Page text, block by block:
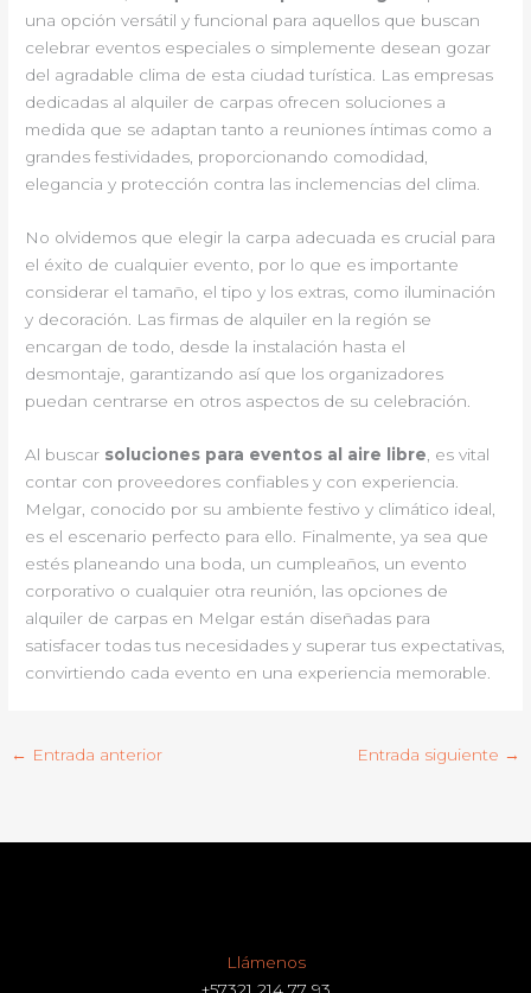
una opción versátil y funcional para aquellos que buscan
celebrar eventos especiales o simplemente desean gozar
del agradable clima de esta ciudad turística. Las empresas
dedicadas al alquiler de carpas ofrecen soluciones a
medida que se adaptan tanto a reuniones íntimas como a
grandes festividades, proporcionando comodidad,
elegancia y protección contra las inclemencias del clima.
No olvidemos que elegir la carpa adecuada es crucial para
el éxito de cualquier evento, por lo que es importante
considerar el tamaño, el tipo y los extras, como iluminación
y decoración. Las firmas de alquiler en la región se
encargan de todo, desde la instalación hasta el
desmontaje, garantizando así que los organizadores
puedan centrarse en otros aspectos de su celebración.
Al buscar soluciones para eventos al aire libre , es vital
contar con proveedores confiables y con experiencia.
Melgar, conocido por su ambiente festivo y climático ideal,
es el escenario perfecto para ello. Finalmente, ya sea que
estés planeando una boda, un cumpleaños, un evento
corporativo o cualquier otra reunión, las opciones de
alquiler de carpas en Melgar están diseñadas para
satisfacer todas tus necesidades y superar tus expectativas,
convirtiendo cada evento en una experiencia memorable.
← Entrada anterior Entrada siguiente →
Llámenos
+57321 214 77 93